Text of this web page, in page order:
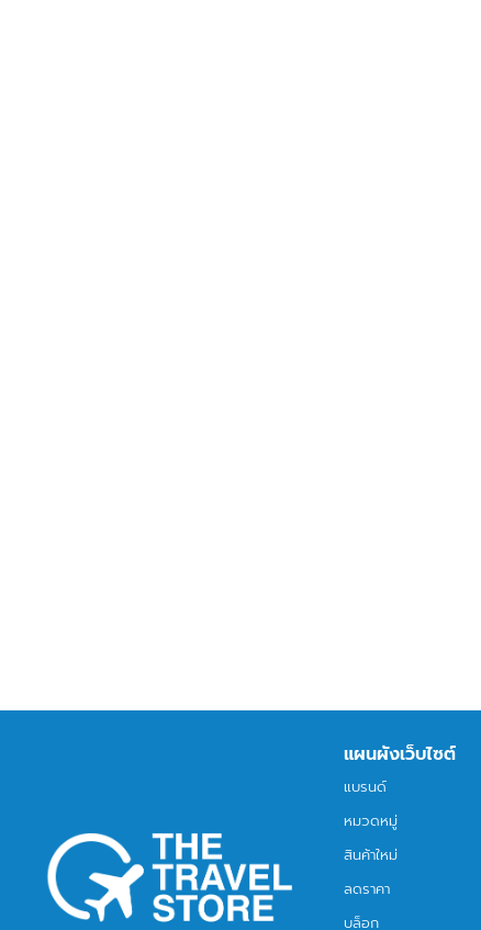
แผนผังเว็บไซต์
แบรนด์
หมวดหมู่
สินค้าใหม่
ลดราคา
บล็อก